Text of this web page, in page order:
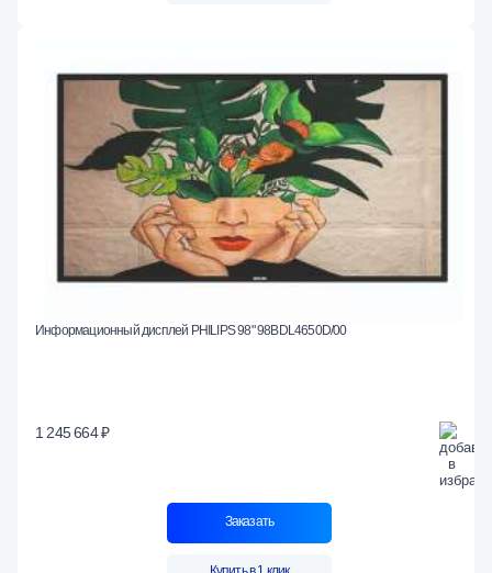
Информационный дисплей PHILIPS 98" 98BDL4650D/00
1 245 664 ₽
Заказать